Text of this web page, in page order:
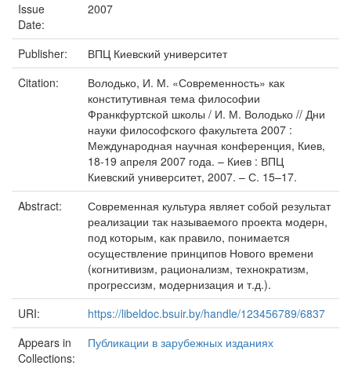
Issue
Date:
2007
Publisher:
ВПЦ Киевский университет
Citation:
Володько, И. М. «Современность» как
конститутивная тема философии
Франкфуртской школы / И. М. Володько // Дни
науки философского факультета 2007 :
Международная научная конференция, Киев,
18-19 апреля 2007 года. – Киев : ВПЦ
Киевский университет, 2007. – С. 15–17.
Abstract:
Современная культура являет собой результат
реализации так называемого проекта модерн,
под которым, как правило, понимается
осуществление принципов Нового времени
(когнитивизм, рационализм, технократизм,
прогрессизм, модернизация и т.д.).
URI:
https://libeldoc.bsuir.by/handle/123456789/6837
Appears in
Collections:
Публикации в зарубежных изданиях